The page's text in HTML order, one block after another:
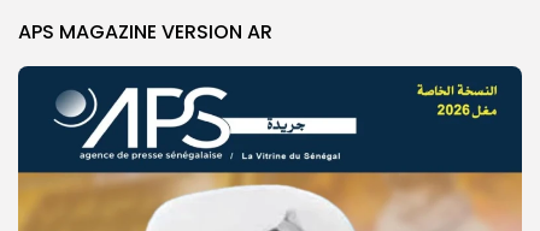
APS MAGAZINE VERSION AR